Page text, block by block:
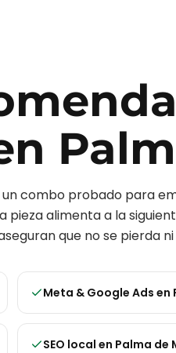
un combo probado para
pieza alimenta a la
que no se pierda
Meta & Google Ads en
SEO local en Palma de